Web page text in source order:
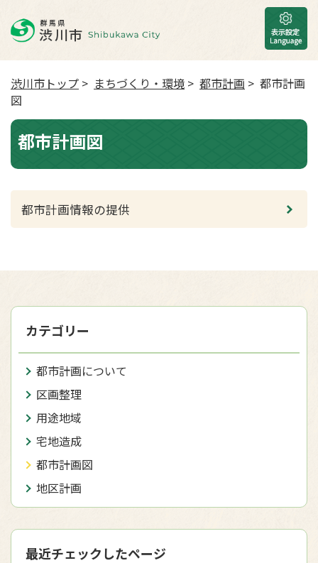
渋川市トップ > まちづくり・環境 > 都市計画 > 都市計画
図
都市計画図
都市計画情報の提供
カテゴリー
都市計画について
区画整理
用途地域
宅地造成
都市計画図
地区計画
最近チェックしたページ